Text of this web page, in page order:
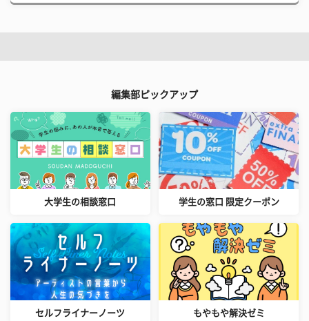
編集部ピックアップ
大学生の相談窓口 学生の窓口 限定クーポン
セルフライナーノーツ もやもや解決ゼミ